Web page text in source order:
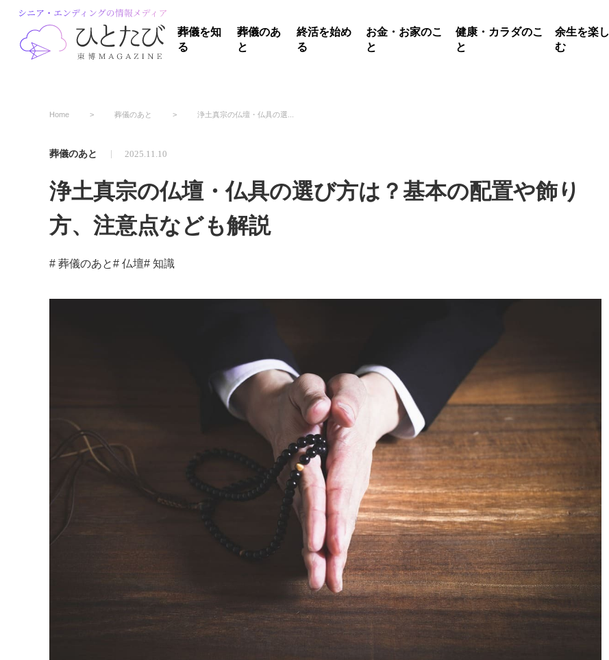
葬儀を知
る
葬儀のあ
と
終活を始め
る
お金・お家のこ
と
健康・カラダのこ
と
余生を楽し
む
Home 葬儀のあと 浄土真宗の仏壇・仏具の選...
葬儀のあと 2025.11.10
浄土真宗の仏壇・仏具の選び方は？基本の配置や飾り
方、注意点なども解説
# 葬儀のあと# 仏壇# 知識